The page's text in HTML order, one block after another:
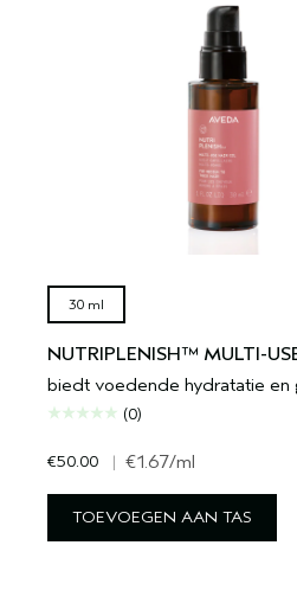
30 ml
NUTRIPLENISH™ MULTI-
biedt voedende hydratatie en
(0)
€50.00 | €1.67/ml
TOEVOEGEN AAN TAS